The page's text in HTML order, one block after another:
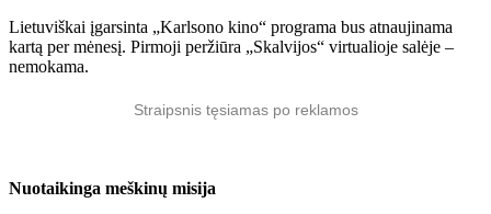
Lietuviškai įgarsinta „Karlsono kino“ programa bus atnaujinama
kartą per mėnesį. Pirmoji peržiūra „Skalvijos“ virtualioje salėje –
nemokama.
Straipsnis tęsiamas po reklamos
Nuotaikinga meškinų misija